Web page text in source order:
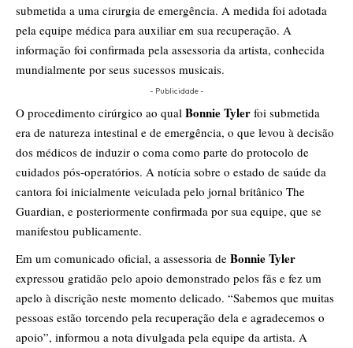
submetida a uma cirurgia de emergência. A medida foi adotada
pela equipe médica para auxiliar em sua recuperação. A
informação foi confirmada pela assessoria da artista, conhecida
mundialmente por seus sucessos musicais.
- Publicidade -
O procedimento cirúrgico ao qual Bonnie Tyler foi submetida
era de natureza intestinal e de emergência, o que levou à decisão
dos médicos de induzir o coma como parte do protocolo de
cuidados pós-operatórios. A notícia sobre o estado de saúde da
cantora foi inicialmente veiculada pelo jornal britânico The
Guardian, e posteriormente confirmada por sua equipe, que se
manifestou publicamente.
Em um comunicado oficial, a assessoria de Bonnie Tyler
expressou gratidão pelo apoio demonstrado pelos fãs e fez um
apelo à discrição neste momento delicado. “Sabemos que muitas
pessoas estão torcendo pela recuperação dela e agradecemos o
apoio”, informou a nota divulgada pela equipe da artista. A